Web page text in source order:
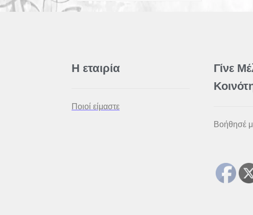
Η εταιρία
Ποιοί είμαστε
Γίνε
Βοήθησέ